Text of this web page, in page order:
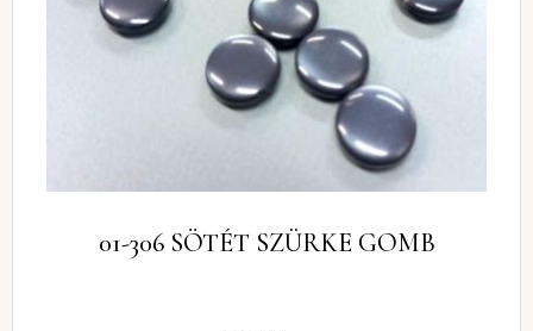
01-306 SÖTÉT SZÜRKE GOMB